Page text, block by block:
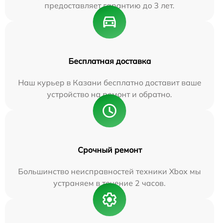
предоставляет гарантию до 3 лет.
Бесплатная доставка
Наш курьер в Казани бесплатно доставит ваше
устройство на ремонт и обратно.
Срочный ремонт
Большинство неисправностей техники Xbox мы
устраняем в течение 2 часов.